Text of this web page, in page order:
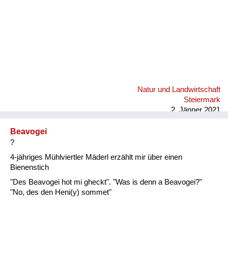
Natur und Landwirtschaft
Steiermark
2. Jänner 2021
Beavogei
?
4-jähriges Mühlviertler Mäderl erzählt mir über einen
Bienenstich
"Des Beavogei hot mi gheckt". "Was is denn a Beavogei?"
"No, des den Heni(y) sommet"